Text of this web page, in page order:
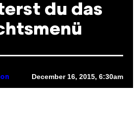
du das
December 16, 2015, 6:30am